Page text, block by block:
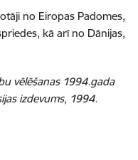
no Eiropas Padomes,
kā arī no Dānijas,
vēlēšanas 1994.gada
izdevums, 1994.